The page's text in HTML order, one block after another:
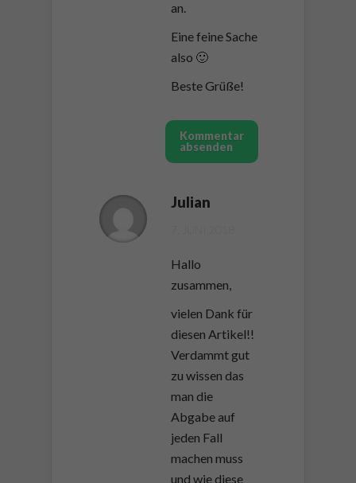
an.
Eine feine Sache
also 🙂
Beste Grüße!
Kommentar
absenden
Julian
Hallo
zusammen,
vielen Dank für
diesen Artikel!!
Verdammt gut
zu wissen das
man die
Abgabe auf
jeden Fall
machen muss
und wie diese